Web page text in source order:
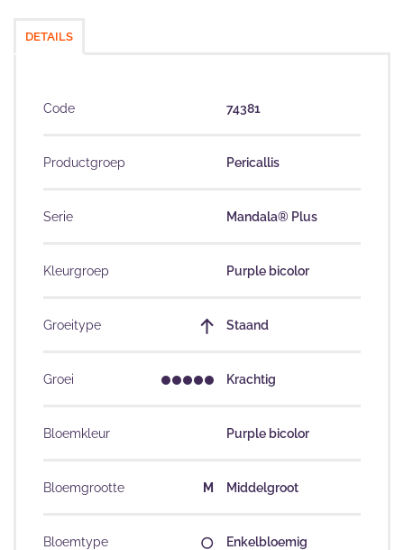
DETAILS
Code 74381
Productgroep Pericallis
Serie Mandala® Plus
Kleurgroep Purple bicolor
Groeitype Staand
Groei Krachtig
Bloemkleur Purple bicolor
Bloemgrootte M Middelgroot
Bloemtype Enkelbloemig